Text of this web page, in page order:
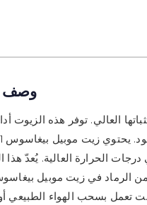
وصف
بثباتها العالي. توفر هذه الزيوت
الحرارة العالية. يُعدّ هذا
تعمل بسحب الهواء الطبيعي